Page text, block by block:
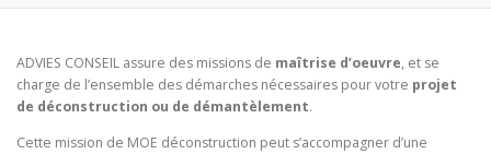
ADVIES CONSEIL assure des missions de maîtrise d’oeuvre, et se
charge de l’ensemble des démarches nécessaires pour votre projet
de déconstruction ou de démantèlement.
Cette mission de MOE déconstruction peut s’accompagner d’une